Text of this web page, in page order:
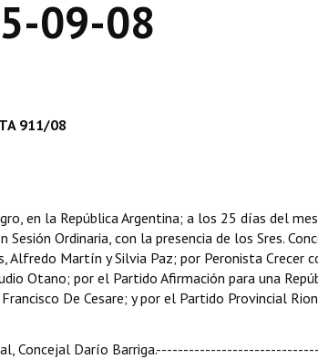
09-08
911/08
en la República Argentina; a los 25 días del
Ordinaria, con la presencia de los Sres.
Alfredo Martín y Silvia Paz; por Peronista Crecer
Otano; por el Partido Afirmación para una
De Cesare; y por el Partido Provincial
Concejal Darío